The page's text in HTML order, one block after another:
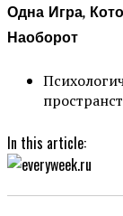
Одна Игра,
Наоборот
In this article: